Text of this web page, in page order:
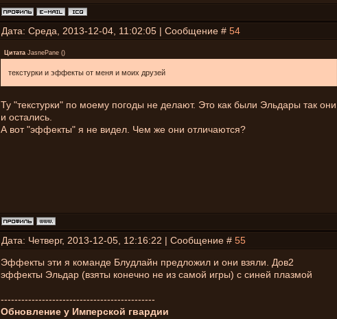
Дата: Среда, 2013-12-04, 11:02:05 | Сообщение # 54
Цитата JasnePane ()
текстурки и эффекты от меня и моих друзей
Ту "текстурки" по моему погоды не делают. Это как были Эльдары так они
и остались.
А вот "эффекты" я не видел. Чем же они отличаются?
Дата: Четверг, 2013-12-05, 12:16:22 | Сообщение # 55
Эффекты эти я команде Блудлайн предложил и они взяли. Дов2
эффекты Эльдар (взяты конечно не из самой игры) с синей плазмой
---------------------------------------------
Обновление у Имперской гвардии